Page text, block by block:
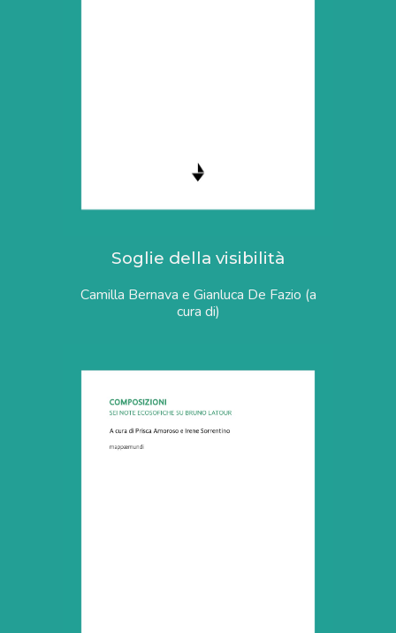
Soglie della visibilità
Camilla Bernava e Gianluca De Fazio (a
cura di)